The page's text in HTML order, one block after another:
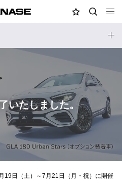
YANASE MY店舗検索
19日（土）～7月21日（月・祝）に開催